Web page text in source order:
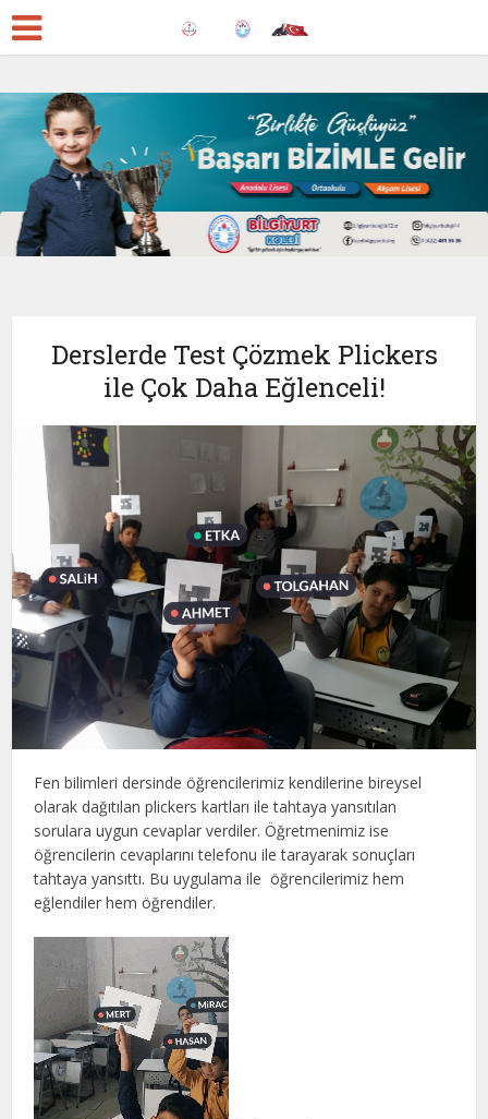
Derslerde Test Çözmek Plickers
ile Çok Daha Eğlenceli!
Fen bilimleri dersinde öğrencilerimiz kendilerine bireysel
olarak dağıtılan plickers kartları ile tahtaya yansıtılan
sorulara uygun cevaplar verdiler. Öğretmenimiz ise
öğrencilerin cevaplarını telefonu ile tarayarak sonuçları
tahtaya yansıttı. Bu uygulama ile öğrencilerimiz hem
eğlendiler hem öğrendiler.